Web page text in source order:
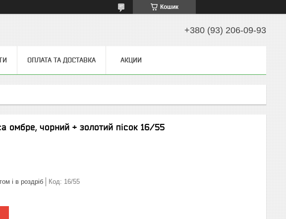
Кошик
+380 (93) 206-09-93
ОПЛАТА ТА ДОСТАВКА АКЦИИ
омбре, чорний + золотий пісок 16/55
і в роздріб Код: 16/55